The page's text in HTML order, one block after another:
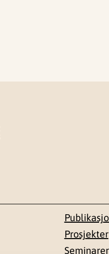
Prosjekter